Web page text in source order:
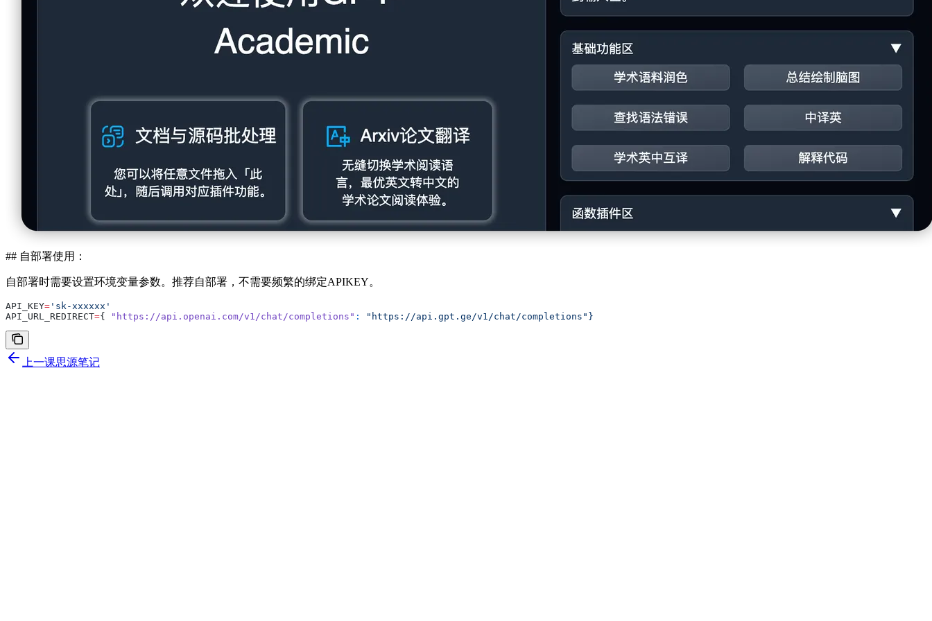
## 自部署使用：
自部署时需要设置环境变量参数。推荐自部署，不需要频繁的绑定APIKEY。
API_KEY= 'sk-xxxxxx'
API_URL_REDIRECT={ "https://api.openai.com/v1/chat/completions" : "https://api.gpt.ge/v1/chat/completions"}
上一课思源笔记